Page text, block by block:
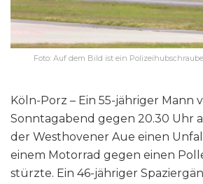
Foto: Auf dem Bild ist ein
Köln-Porz – Ein 55-jähriger Mann
Sonntagabend gegen 20.30 Uhr
der Westhovener Aue einen
einem Motorrad gegen einen
stürzte. Ein 46-jähriger